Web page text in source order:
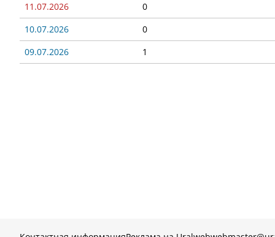
11.07.2026
0
10.07.2026
0
09.07.2026
1